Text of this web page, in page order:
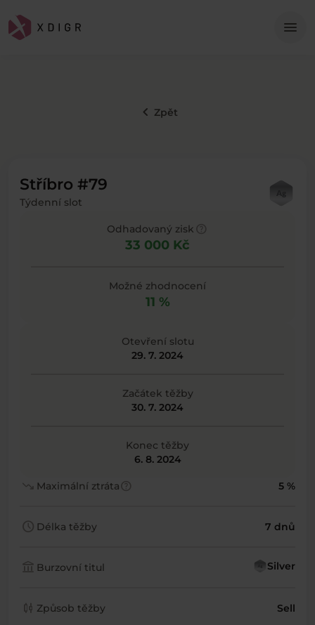
menu
keyboard_arrow_left Zpět
Stříbro #79
Týdenní slot
Odhadovaný zisk
33 000 Kč
Možné zhodnocení
11 %
Otevření slotu
29. 7. 2024
Začátek těžby
30. 7. 2024
Konec těžby
6. 8. 2024
trending_down Maximální ztrátahelp 5 %
schedule Délka těžby 7 dnů
account_balance Burzovní titul Silver
candlestick_chart Způsob těžby Sell